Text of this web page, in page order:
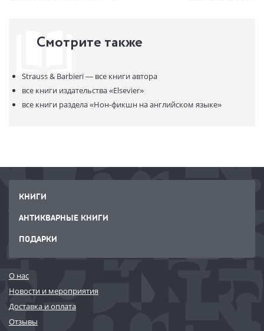
Смотрите также
Strauss & Barbieri — все книги автора
все книги издательства«Elsevier»
все книги раздела«Нон-фикшн на английском языке»
КНИГИ
АНТИКВАРНЫЕ КНИГИ
ПОДАРКИ
О нас
Новости и мероприятия
Доставка и оплата
Отзывы